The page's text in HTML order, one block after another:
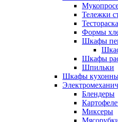
Тележки
Формы
Шкафы
Шкафы
Шпильки
Шкафы
Блендеры
Миксеры